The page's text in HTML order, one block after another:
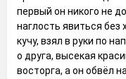
первый он никого не
наглость явиться без
кучу, взял в руки по
о друга, высекая
восторга, а он обвёл